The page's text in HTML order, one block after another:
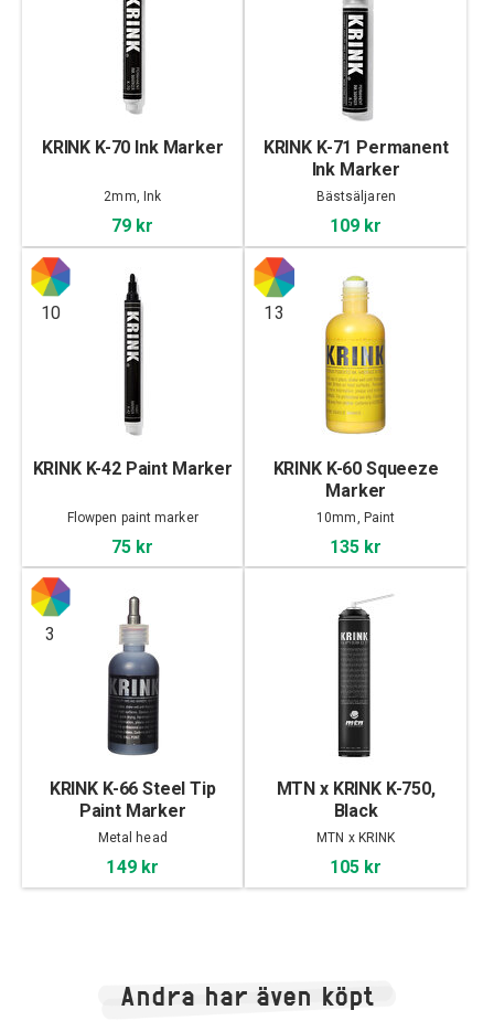
KRINK K-70 Ink Marker
2mm, Ink
79 kr
KRINK K-71 Permanent
Ink Marker
Bästsäljaren
109 kr
10
KRINK K-42 Paint Marker
Flowpen paint marker
75 kr
13
KRINK K-60 Squeeze
Marker
10mm, Paint
135 kr
3
KRINK K-66 Steel Tip
Paint Marker
Metal head
149 kr
MTN x KRINK K-750,
Black
MTN x KRINK
105 kr
Andra har även köpt